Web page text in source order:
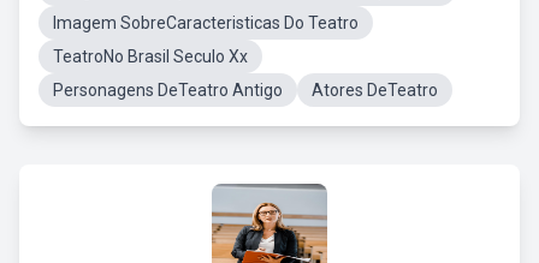
Imagem SobreCaracteristicas Do Teatro
TeatroNo Brasil Seculo Xx
Personagens DeTeatro Antigo
Atores DeTeatro